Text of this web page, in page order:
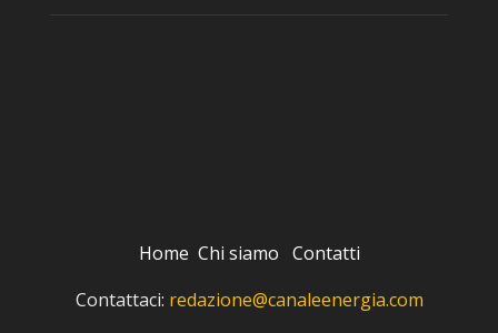
Home Chi siamo Contatti
Contattaci: redazione@canaleenergia.com